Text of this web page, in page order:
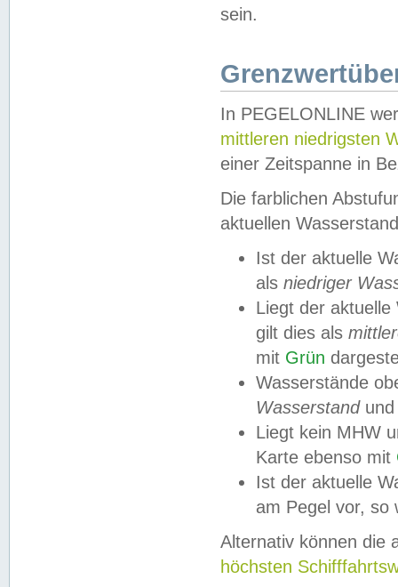
sein.
In PEGELONLINE
mittleren niedrigsten
einer Zeitspanne in
Die farblichen
aktuellen
Ist der aktuelle
als niedriger
Liegt der
gilt dies als
mit Grün
Wasserstände
Wasserstandund
Liegt kein MHW
Karte ebenso mit
Ist der aktuelle
am Pegel vor,
Alternativ können die
höchsten